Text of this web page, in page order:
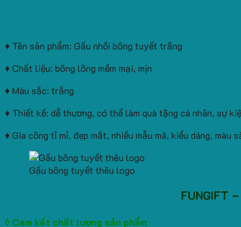
♦ Tên sản phẩm: Gấu nhồi bông tuyết trắng
♦ Chất liệu: bông lông mềm mại, mịn
♦ Màu sắc: trắng
♦ Thiết kế: dễ thương, có thể làm quà tặng cá nhân, sự
♦ Gia công tỉ mỉ, đẹp mắt, nhiều mẫu mã, kiểu dáng, màu
Gấu bông tuyết thêu logo
FUNGIFT
◊ Cam kết chất lượng sản phẩm